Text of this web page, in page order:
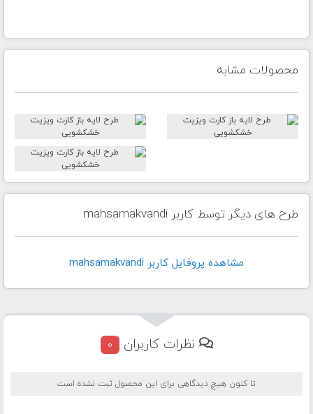
محصولات مشابه
طرح های دیگر توسط کاربر mahsamakvandi
مشاهده پروفايل کاربر mahsamakvandi
نظرات کاربران 0
تا کنون هیچ دیدگاهی برای این محصول ثبت نشده است